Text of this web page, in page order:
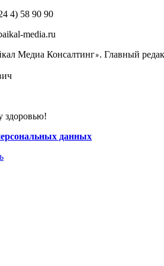
4) 58 90 90
media.ru
Медиа Консалтинг». Главный
здоровью!
данных